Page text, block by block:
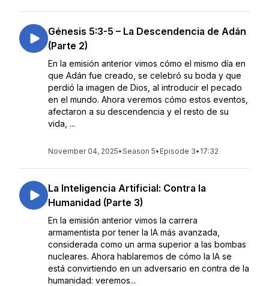
Génesis 5:3-5 – La Descendencia de Adán
(Parte 2)
En la emisión anterior vimos cómo el mismo día en
que Adán fue creado, se celebró su boda y que
perdió la imagen de Dios, al introducir el pecado
en el mundo. Ahora veremos cómo estos eventos,
afectaron a su descendencia y el resto de su
vida, ...
November 04, 2025•Season 5• Episode 3• 17:32
La Inteligencia Artificial: Contra la
Humanidad (Parte 3)
En la emisión anterior vimos la carrera
armamentista por tener la IA más avanzada,
considerada como un arma superior a las bombas
nucleares. Ahora hablaremos de cómo la IA se
está convirtiendo en un adversario en contra de la
humanidad: veremos...